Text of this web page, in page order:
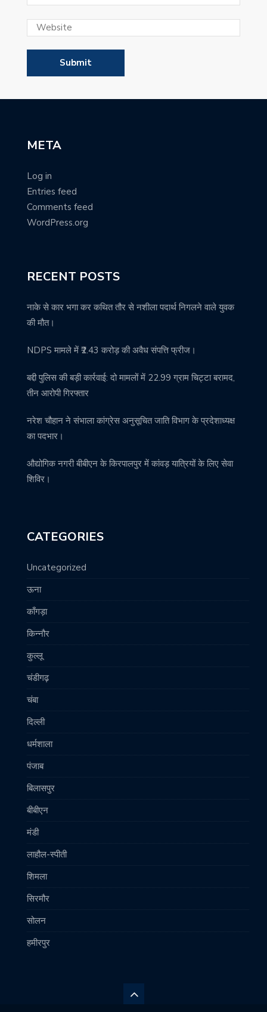
META
Log in
Entries feed
Comments feed
WordPress.org
RECENT POSTS
नाके से कार भगा कर कथित तौर से नशीला पदार्थ निगलने वाले युवक
की मौत।
NDPS मामले में ₹2.43 करोड़ की अवैध संपत्ति फ्रीज।
बद्दी पुलिस की बड़ी कार्रवाई: दो मामलों में 22.99 ग्राम चिट्टा बरामद,
तीन आरोपी गिरफ्तार
नरेश चौहान ने संभाला कांग्रेस अनुसूचित जाति विभाग के प्रदेशाध्यक्ष
का पदभार।
औद्योगिक नगरी बीबीएन के किरपालपुर में कांवड़ यात्रियों के लिए सेवा
शिविर।
CATEGORIES
Uncategorized
ऊना
काँगड़ा
किन्नौर
कुल्लू
चंडीगढ़
चंबा
दिल्ली
धर्मशाला
पंजाब
बिलासपुर
बीबीएन
मंडी
लाहौल-स्पीती
शिमला
सिरमौर
सोलन
हमीरपुर